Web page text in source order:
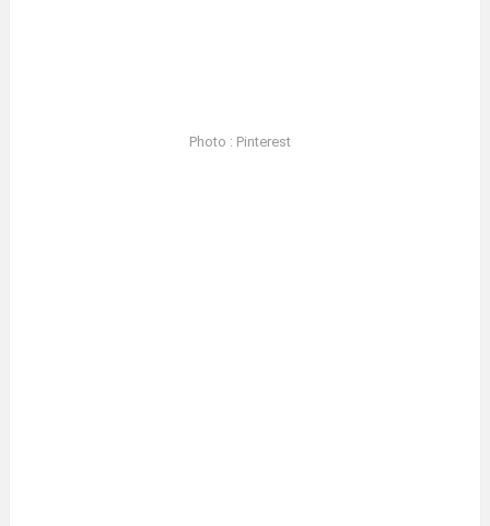
Photo : Pinterest